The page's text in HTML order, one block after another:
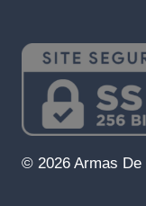
© 2026 Armas De